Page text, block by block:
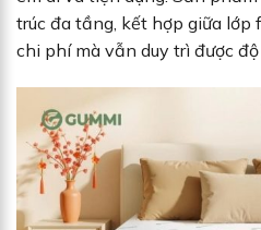
trúc đa tầng, kết hợp giữa lớp
chi phí mà vẫn duy trì được